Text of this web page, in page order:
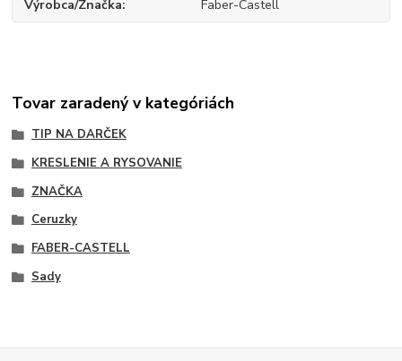
Výrobca/Značka Faber-Castell
Tovar zaradený v kategóriách
TIP NA DARČEK
KRESLENIE A RYSOVANIE
ZNAČKA
Ceruzky
FABER-CASTELL
Sady